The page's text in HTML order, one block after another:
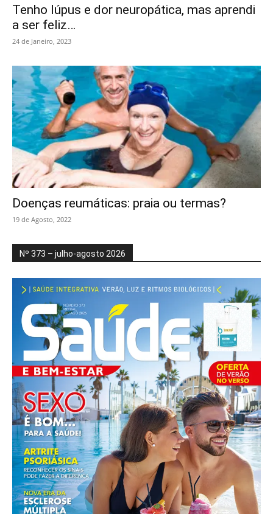
Tenho lúpus e dor neuropática, mas aprendi
a ser feliz…
24 de Janeiro, 2023
Doenças reumáticas: praia ou termas?
19 de Agosto, 2022
Nº 373 – julho-agosto 2026